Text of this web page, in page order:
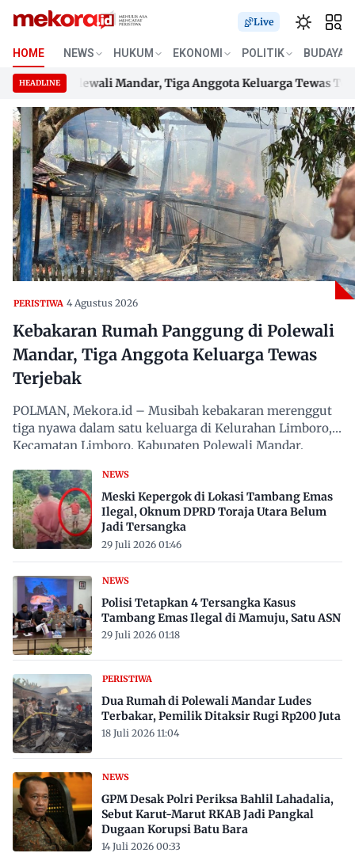
Skip
content
Live
HOME NEWS HUKUM EKONOMI POLITIK BUDAYA
HEADLINE
di Polewali Mandar, Tiga Anggota Keluarga Tewas
di Polewali Mandar, Tiga Anggota Keluarga Tewas
PERISTIWA 4 Agustus 2026
Kebakaran Rumah Panggung di Polewali
Mandar, Tiga Anggota Keluarga Tewas
Terjebak
POLMAN, Mekora.id – Musibah kebakaran merenggut
tiga nyawa dalam satu keluarga di Kelurahan Limboro,
Kecamatan Limboro, Kabupaten Polewali Mandar,
NEWS
Meski Kepergok di Lokasi Tambang Emas
Ilegal, Oknum DPRD Toraja Utara Belum
Jadi Tersangka
29 Juli 2026 01:46
NEWS
Polisi Tetapkan 4 Tersangka Kasus
Tambang Emas Ilegal di Mamuju, Satu ASN
29 Juli 2026 01:18
PERISTIWA
Dua Rumah di Polewali Mandar Ludes
Terbakar, Pemilik Ditaksir Rugi Rp200 Juta
18 Juli 2026 11:04
NEWS
GPM Desak Polri Periksa Bahlil Lahadalia,
Sebut Karut-Marut RKAB Jadi Pangkal
Dugaan Korupsi Batu Bara
14 Juli 2026 00:33